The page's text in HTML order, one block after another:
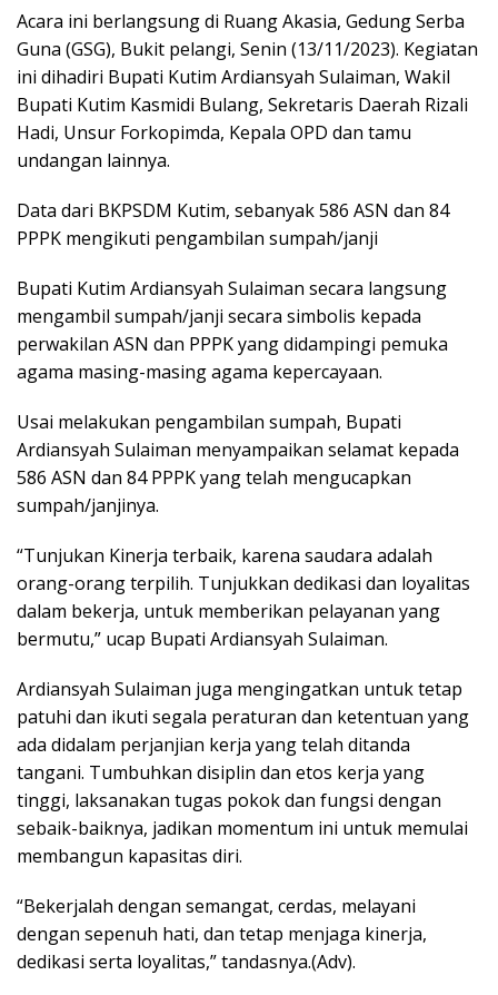
Acara ini berlangsung di Ruang Akasia, Gedung Serba
Guna (GSG), Bukit pelangi, Senin (13/11/2023). Kegiatan
ini dihadiri Bupati Kutim Ardiansyah Sulaiman, Wakil
Bupati Kutim Kasmidi Bulang, Sekretaris Daerah Rizali
Hadi, Unsur Forkopimda, Kepala OPD dan tamu
undangan lainnya.
Data dari BKPSDM Kutim, sebanyak 586 ASN dan 84
PPPK mengikuti pengambilan sumpah/janji
Bupati Kutim Ardiansyah Sulaiman secara langsung
mengambil sumpah/janji secara simbolis kepada
perwakilan ASN dan PPPK yang didampingi pemuka
agama masing-masing agama kepercayaan.
Usai melakukan pengambilan sumpah, Bupati
Ardiansyah Sulaiman menyampaikan selamat kepada
586 ASN dan 84 PPPK yang telah mengucapkan
sumpah/janjinya.
“Tunjukan Kinerja terbaik, karena saudara adalah
orang-orang terpilih. Tunjukkan dedikasi dan loyalitas
dalam bekerja, untuk memberikan pelayanan yang
bermutu,” ucap Bupati Ardiansyah Sulaiman.
Ardiansyah Sulaiman juga mengingatkan untuk tetap
patuhi dan ikuti segala peraturan dan ketentuan yang
ada didalam perjanjian kerja yang telah ditanda
tangani. Tumbuhkan disiplin dan etos kerja yang
tinggi, laksanakan tugas pokok dan fungsi dengan
sebaik-baiknya, jadikan momentum ini untuk memulai
membangun kapasitas diri.
“Bekerjalah dengan semangat, cerdas, melayani
dengan sepenuh hati, dan tetap menjaga kinerja,
dedikasi serta loyalitas,” tandasnya.(Adv).